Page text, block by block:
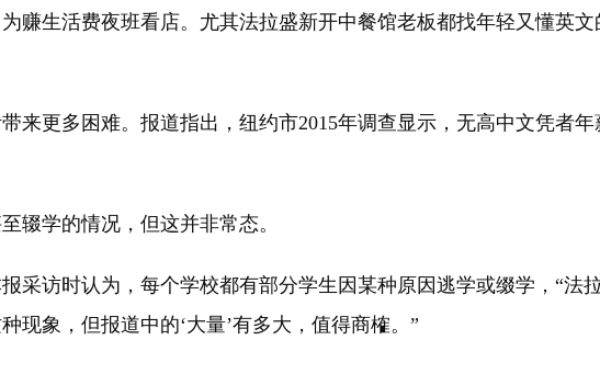
生活费夜班看店。尤其法拉盛新开中餐馆老板都找年轻又懂英文
更多困难。报道指出，纽约市2015年调查显示，无高中文凭者年
学的情况，但这并非常态。
访时认为，每个学校都有部分学生因某种原因逃学或缀学，“法
现象，但报道中的‘大量’有多大，值得商榷。”